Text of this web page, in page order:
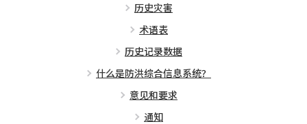
历史灾害
术语表
历史记录数据
什么是防洪综合信息系统？
意见和要求
通知